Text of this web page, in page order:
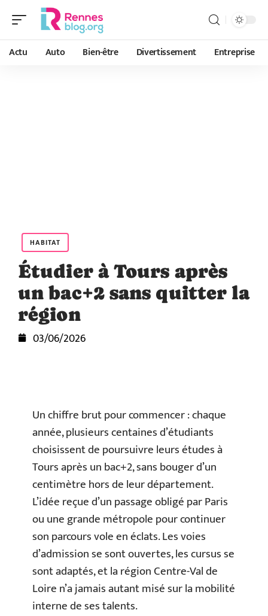
Actu Auto Bien-être Divertissement Entreprise
HABITAT
Étudier à Tours après
un bac+2 sans quitter la
région
03/06/2026
Un chiffre brut pour commencer : chaque
année, plusieurs centaines d’étudiants
choisissent de poursuivre leurs études à
Tours après un bac+2, sans bouger d’un
centimètre hors de leur département.
L’idée reçue d’un passage obligé par Paris
ou une grande métropole pour continuer
son parcours vole en éclats. Les voies
d’admission se sont ouvertes, les cursus se
sont adaptés, et la région Centre-Val de
Loire n’a jamais autant misé sur la mobilité
interne de ses talents.